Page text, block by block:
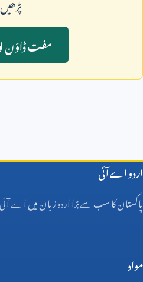
مفت ڈاؤن
اردو اے آئی
پاکستان کا سب سے بڑا اردو زبان میں اے
مواد